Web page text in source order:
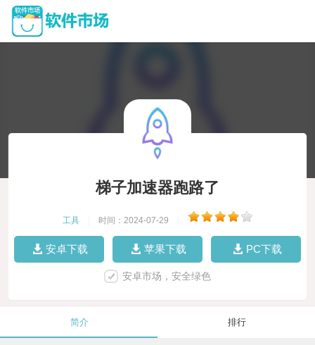
梯子加速器跑路了
工具 时间：2024-07-29
安卓下载 苹果下载 PC下载
安卓市场，安全绿色
简介 排行